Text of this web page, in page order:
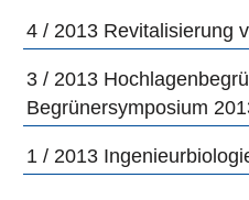
4 / 2013 Revitalisierung
3 / 2013
Begrünersymposium
1 / 2013